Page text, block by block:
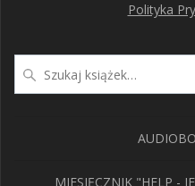
Polityka
MIESIĘCZNIK "HELP -